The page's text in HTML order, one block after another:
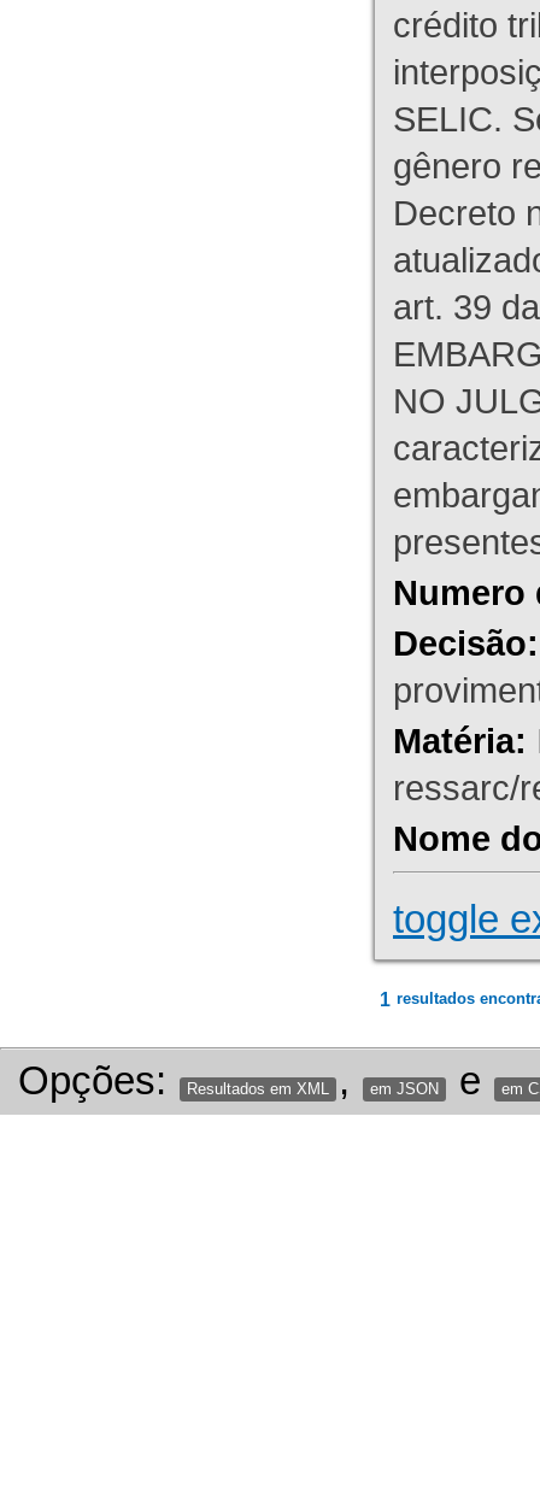
crédito
SELIC.
gênero
Decreto
art. 39
NO
Numero
Decisão:
Matéria:
ressarc/
Nome
toggle
1 resultados
Opções: Resultados em XML , em JSON e em